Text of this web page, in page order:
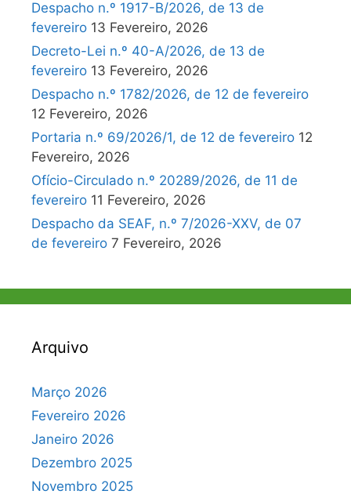
Despacho n.º 1917-B/2026, de 13 de
fevereiro 13 Fevereiro, 2026
Decreto-Lei n.º 40-A/2026, de 13 de
fevereiro 13 Fevereiro, 2026
Despacho n.º 1782/2026, de 12 de fevereiro
12 Fevereiro, 2026
Portaria n.º 69/2026/1, de 12 de fevereiro 12
Fevereiro, 2026
Ofício-Circulado n.º 20289/2026, de 11 de
fevereiro 11 Fevereiro, 2026
Despacho da SEAF, n.º 7/2026-XXV, de 07
de fevereiro 7 Fevereiro, 2026
Arquivo
Março 2026
Fevereiro 2026
Janeiro 2026
Dezembro 2025
Novembro 2025